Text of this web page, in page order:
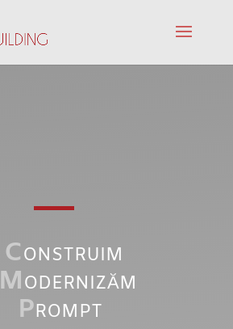
Construim
Modernizăm
Prompt